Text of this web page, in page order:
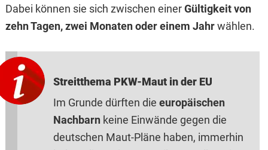
Dabei können sie sich zwischen einerGültigkeit von
zehn Tagen, zwei Monaten oder einem Jahrwählen.
Streitthema PKW-Maut in der EU
Im Grunde dürften die europäischen
Nachbarn keine Einwände gegen die
deutschen Maut-Pläne haben, immerhin